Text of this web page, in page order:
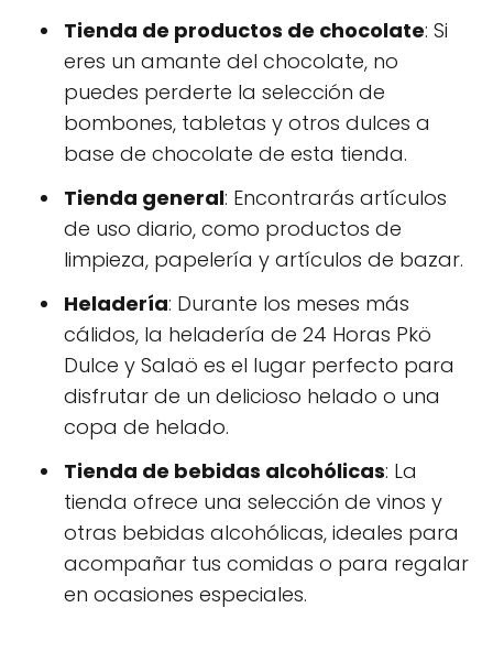
Tienda de productos de chocolate: Si
eres un amante del chocolate, no
puedes perderte la selección de
bombones, tabletas y otros dulces a
base de chocolate de esta tienda.
Tienda general: Encontrarás artículos
de uso diario, como productos de
limpieza, papelería y artículos de bazar.
Heladería: Durante los meses más
cálidos, la heladería de 24 Horas Pkö
Dulce y Salaö es el lugar perfecto para
disfrutar de un delicioso helado o una
copa de helado.
Tienda de bebidas alcohólicas: La
tienda ofrece una selección de vinos y
otras bebidas alcohólicas, ideales para
acompañar tus comidas o para regalar
en ocasiones especiales.